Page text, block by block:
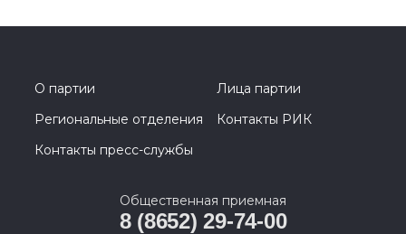
О партии
Лица партии
Региональные отделения
Контакты РИК
Контакты пресс-службы
Общественная приемная
8 (8652) 29-74-00